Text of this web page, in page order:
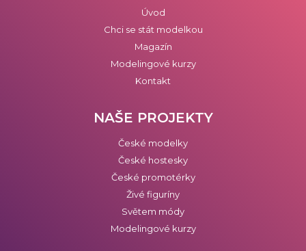
Úvod
Chci se stát modelkou
Magazín
Modelingové kurzy
Kontakt
NAŠE PROJEKTY
České modelky
České hostesky
České promotérky
Živé figuríny
Světem módy
Modelingové kurzy